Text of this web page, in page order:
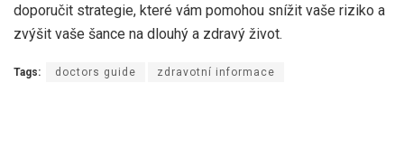
doporučit strategie, které vám pomohou snížit vaše riziko a
zvýšit vaše šance na dlouhý a zdravý život.
Tags: doctors guide zdravotní informace